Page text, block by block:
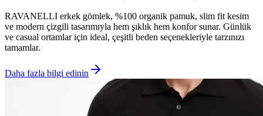
RAVANELLI erkek gömlek, %100 organik pamuk, slim fit kesim
ve modern çizgili tasarımıyla hem şıklık hem konfor sunar. Günlük
ve casual ortamlar için ideal, çeşitli beden seçenekleriyle tarzınızı
tamamlar.
Daha fazla bilgi edinin